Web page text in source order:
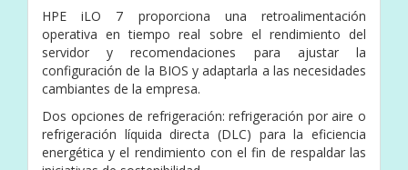
HPE iLO 7 proporciona una retroalimentación
operativa en tiempo real sobre el rendimiento del
servidor y recomendaciones para ajustar la
configuración de la BIOS y adaptarla a las necesidades
cambiantes de la empresa.
Dos opciones de refrigeración: refrigeración por aire o
refrigeración líquida directa (DLC) para la eficiencia
energética y el rendimiento con el fin de respaldar las